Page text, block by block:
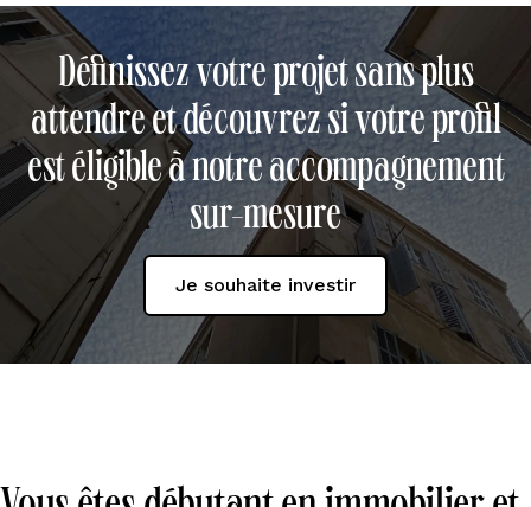
Définissez votre projet sans plus
attendre et découvrez si votre profil
est éligible à notre accompagnement
sur-mesure
Je souhaite investir